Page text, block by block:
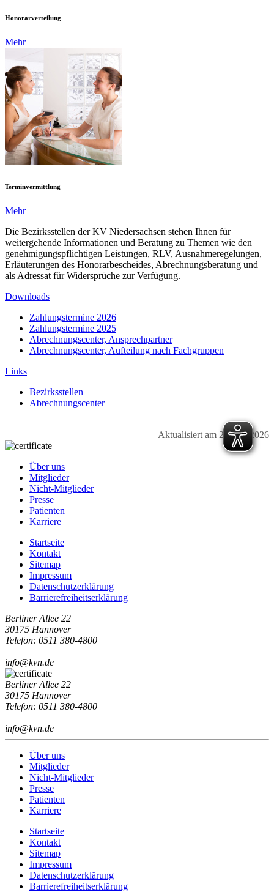
Honorarverteilung
Mehr
Terminvermittlung
Mehr
Die Bezirksstellen der KV Niedersachsen stehen Ihnen für
weitergehende Informationen und Beratung zu Themen wie den
genehmigungspflichtigen Leistungen, RLV, Ausnahmeregelungen,
Erläuterungen des Honorarbescheides, Abrechnungsberatung und
als Adressat für Widersprüche zur Verfügung.
Downloads
Zahlungstermine 2026
Zahlungstermine 2025
Abrechnungscenter, Ansprechpartner
Abrechnungscenter, Aufteilung nach Fachgruppen
Links
Bezirksstellen
Abrechnungscenter
Aktualisiert am 27. Juli 2026
Über uns
Mitglieder
Nicht-Mitglieder
Presse
Patienten
Karriere
Startseite
Kontakt
Sitemap
Impressum
Datenschutzerklärung
Barrierefreiheitserklärung
Berliner Allee 22
30175 Hannover
Telefon: 0511 380-4800
info@kvn.de
Berliner Allee 22
30175 Hannover
Telefon: 0511 380-4800
info@kvn.de
Über uns
Mitglieder
Nicht-Mitglieder
Presse
Patienten
Karriere
Startseite
Kontakt
Sitemap
Impressum
Datenschutzerklärung
Barrierefreiheitserklärung